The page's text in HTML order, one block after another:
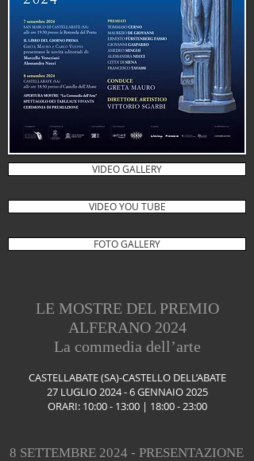
VIDEO GALLERY
VIDEO YOU TUBE
FOTO GALLERY
LE MOSTRE DEL PREMIO
ALFERANO 2024
La commedia dell’arte
CASTELLABATE (SA)-CASTELLO DELL’ABATE
27 LUGLIO 2024 - 6 GENNAIO 2025
ORARI: 10:00 - 13:00 | 18:00 - 23:00
8 SETTEMBRE 2024 - PRESENTAZIONE